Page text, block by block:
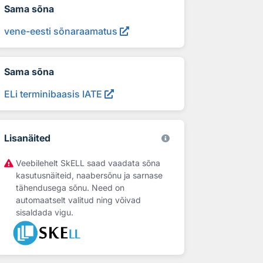
Sama sõna
vene-eesti sõnaraamatus
Sama sõna
ELi terminibaasis IATE
Lisanäited
Veebilehelt SkELL saad vaadata sõna
kasutusnäiteid, naabersõnu ja sarnase
tähendusega sõnu. Need on
automaatselt valitud ning võivad
sisaldada vigu.